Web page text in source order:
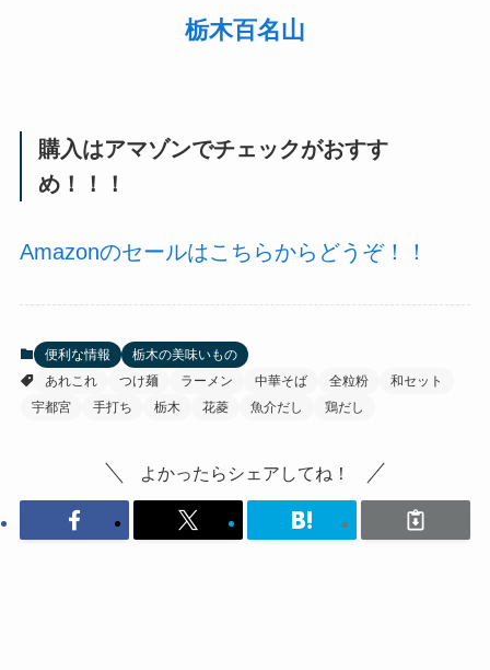
栃木百名山
購入はアマゾンでチェックがおすす
め！！！
Amazonのセールはこちらからどうぞ！！
便利な情報
栃木の美味いもの
あれこれ
つけ麺 ラーメン 中華そば 全粒粉
和セット
宇都宮
手打ち 栃木 花菱 魚介だし 鶏だし
よかったらシェアしてね！